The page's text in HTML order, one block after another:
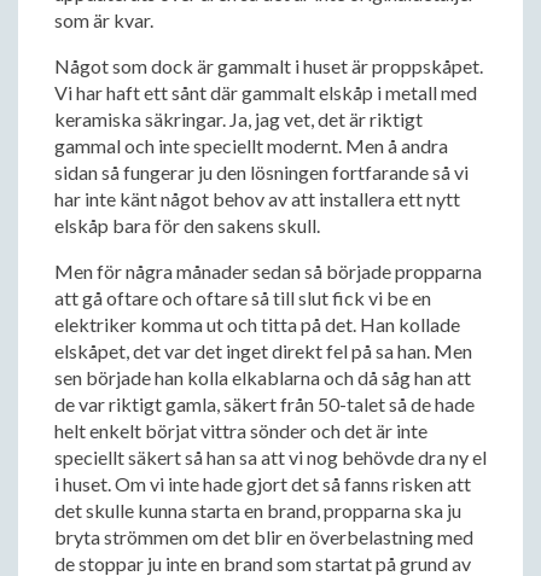
som är kvar.
Något som dock är gammalt i huset är proppskåpet.
Vi har haft ett sånt där gammalt elskåp i metall med
keramiska säkringar. Ja, jag vet, det är riktigt
gammal och inte speciellt modernt. Men å andra
sidan så fungerar ju den lösningen fortfarande så vi
har inte känt något behov av att installera ett nytt
elskåp bara för den sakens skull.
Men för några månader sedan så började propparna
att gå oftare och oftare så till slut fick vi be en
elektriker komma ut och titta på det. Han kollade
elskåpet, det var det inget direkt fel på sa han. Men
sen började han kolla elkablarna och då såg han att
de var riktigt gamla, säkert från 50-talet så de hade
helt enkelt börjat vittra sönder och det är inte
speciellt säkert så han sa att vi nog behövde dra ny el
i huset. Om vi inte hade gjort det så fanns risken att
det skulle kunna starta en brand, propparna ska ju
bryta strömmen om det blir en överbelastning med
de stoppar ju inte en brand som startat på grund av